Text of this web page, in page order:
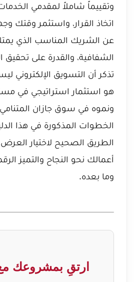
وتقييماً شاملاً لمقدمي
اتخاذ القرار، واستثمر وقتك
عن الشريك المناسب الذي
الشفافية، والقدرة على تحقيق
تذكر أن التسويق الإلكتروني
هو استثمار استراتيجي في
ونموه في سوق جازان
الخطوات المذكورة في هذا
الطريق الصحيح لاختيار العرض
وما بعده.
ارتقِ بمشروعك